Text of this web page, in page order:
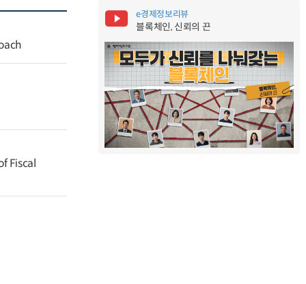
Fiscal
e경제정보리뷰
블록체인, 신뢰의 끈